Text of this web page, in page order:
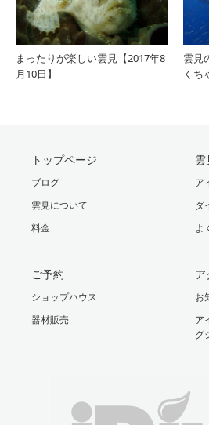
まったりが楽しい雲見【2017年8
月10日】
雲見
くち
トップページ
ブログ
雲見について
料金
雲
ア
ダ
よ
ご予約
ショップハウス
器材販売
ア
お
ア
グ